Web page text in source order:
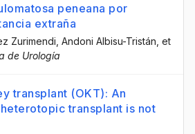
peneana por
extraña
Zurimendi , Andoni Albisu-Tristán , et
de Urología
transplant (OKT): An
transplant is not